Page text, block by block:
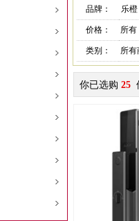
品牌： 乐橙
价格： 所有
类别： 所有
你已选购 25